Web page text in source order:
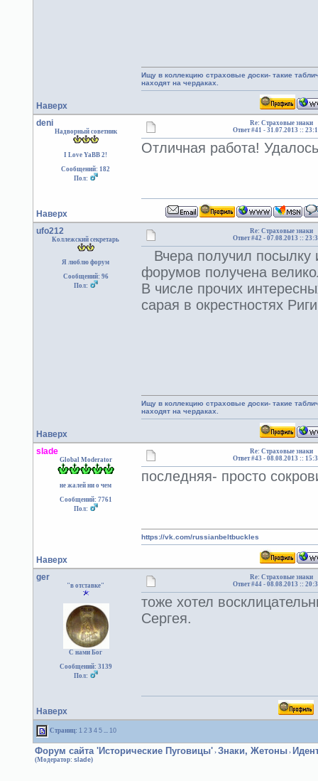
Наверх
Ищу в коллекцию страховые доски- такие
находят на чердаках.
deni
Надворный советник
I Love YaBB 2!
Сообщений: 182
Пол:
Re: Страховые знаки
Ответ #41 - 31.07.2013 ::
Отличная работа!
Наверх
ufo212
Коллежский секретарь
Я люблю форум
Сообщений: 96
Пол:
Re: Страховые знаки
Ответ #42 - 07.08.2013 ::
Вчера получил посылку
форумов получена
В числе прочих
сарая в окрестностях
Наверх
Ищу в коллекцию страховые доски- такие
находят на чердаках.
slade
Global Moderator
не жалей ни о чем
Сообщений: 7761
Пол:
Re: Страховые знаки
Ответ #43 - 08.08.2013 ::
последняя- просто
Наверх
https://vk.com/russianbeltbuckles
ger
"в отставке"
С нами Бог
Сообщений: 3139
Пол:
Re: Страховые знаки
Ответ #44 - 08.08.2013 ::
тоже хотел
Сергея.
Наверх
Страниц: 1 2 3 4 5 ... 10
Форум сайта 'Исторические Пуговицы' › Знаки, Жетоны ›
(Модератор: slade)